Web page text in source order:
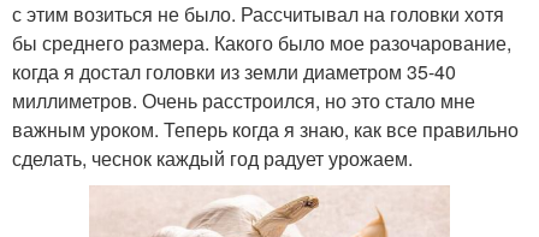
с этим возиться не было. Рассчитывал на головки хотя
бы среднего размера. Какого было мое разочарование,
когда я достал головки из земли диаметром 35-40
миллиметров. Очень расстроился, но это стало мне
важным уроком. Теперь когда я знаю, как все правильно
сделать, чеснок каждый год радует урожаем.